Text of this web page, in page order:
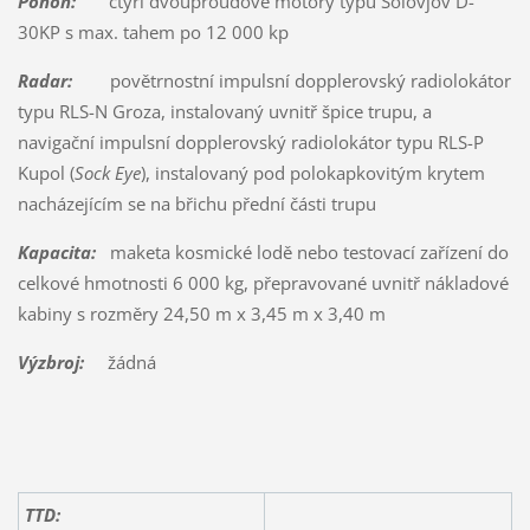
30KP s max. tahem po 12 000 kp
Radar:povětrnostní impulsní dopplerovský radiolokátor
typu RLS-N Groza, instalovaný uvnitř špice trupu, a
navigační impulsní dopplerovský radiolokátor typu RLS-P
Kupol (Sock Eye), instalovaný pod polokapkovitým krytem
nacházejícím se na břichu přední části trupu
Kapacita:maketa kosmické lodě nebo testovací zařízení do
celkové hmotnosti 6 000 kg, přepravované uvnitř nákladové
kabiny s rozměry 24,50 m x 3,45 m x 3,40 m
Výzbroj:žádná
TTD: